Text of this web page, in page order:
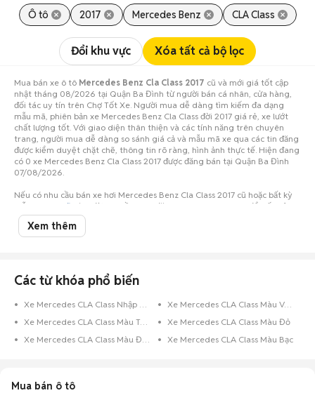
Ô tô 2017 Mercedes Benz CLA Class
Đổi khu vực Xóa tất cả bộ lọc
Mua bán xe ô tô Mercedes Benz Cla Class 2017 cũ và mới giá tốt cập
nhật tháng 08/2026 tại Quận Ba Đình từ người bán cá nhân, cửa hàng,
đối tác uy tín trên Chợ Tốt Xe. Người mua dễ dàng tìm kiếm đa dạng
mẫu mã, phiên bản xe Mercedes Benz Cla Class đời 2017 giá rẻ, xe lướt
chất lượng tốt. Với giao diện thân thiện và các tính năng trên chuyên
trang, người mua dễ dàng so sánh giá cả và mẫu mã xe qua các tin đăng
được kiểm duyệt chặt chẽ, thông tin rõ ràng, hình ảnh thực tế. Hiện đang
có 0 xe Mercedes Benz Cla Class 2017 được đăng bán tại Quận Ba Đình
07/08/2026.
Nếu có nhu cầu bán xe hơi Mercedes Benz Cla Class 2017 cũ hoặc bất kỳ
mẫu
xe ô tô cũ nào, đừng ngần ngại đăng tin ngay hôm nay để tiếp cận
số lượng lớn người mua tiềm năng ở Quận Ba Đình!
Xem thêm
Các từ khóa phổ biến
Xe Mercedes CLA Class Nhập Khẩu
Xe Mercedes CLA Class Màu Vàng Cát
Xe Mercedes CLA Class Màu Trắng
Xe Mercedes CLA Class Màu Đỏ
Xe Mercedes CLA Class Màu Đen
Xe Mercedes CLA Class Màu Bạc
Mua bán ô tô